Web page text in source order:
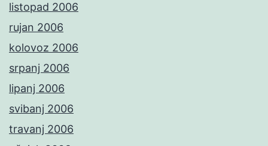
listopad 2006
rujan 2006
kolovoz 2006
srpanj 2006
lipanj 2006
svibanj 2006
travanj 2006